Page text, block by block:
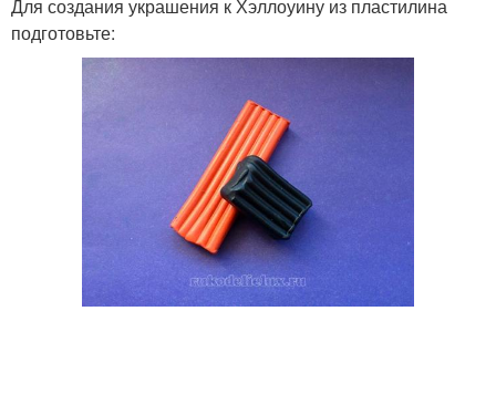
Для создания украшения к Хэллоуину из пластилина
подготовьте: